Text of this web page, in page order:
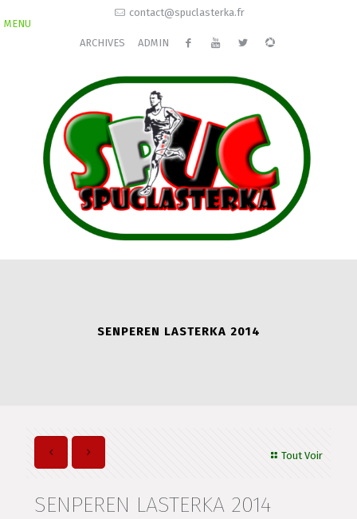
contact@spuclasterka.fr
ARCHIVES ADMIN
MENU
SENPEREN LASTERKA 2014
Tout Voir
SENPEREN LASTERKA 2014